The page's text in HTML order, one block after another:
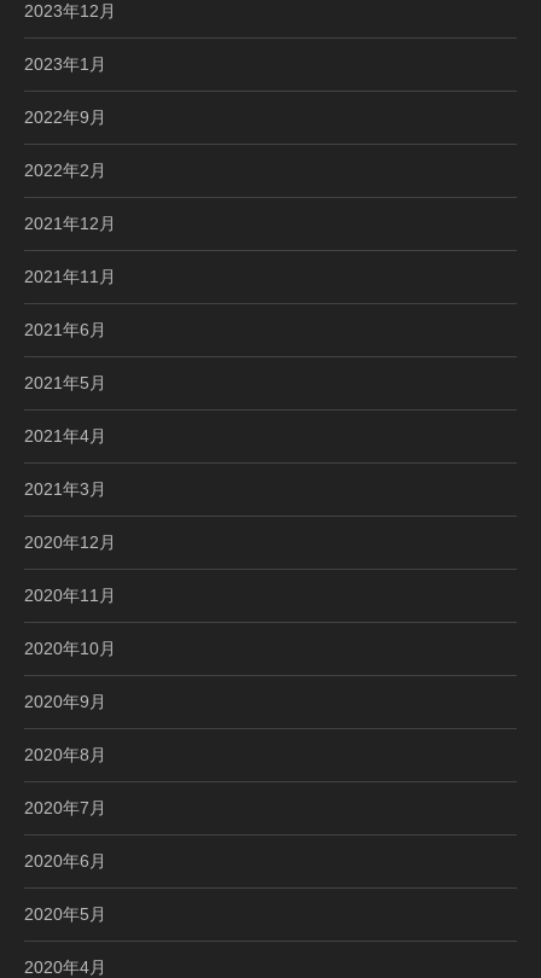
2023年12月
2023年1月
2022年9月
2022年2月
2021年12月
2021年11月
2021年6月
2021年5月
2021年4月
2021年3月
2020年12月
2020年11月
2020年10月
2020年9月
2020年8月
2020年7月
2020年6月
2020年5月
2020年4月